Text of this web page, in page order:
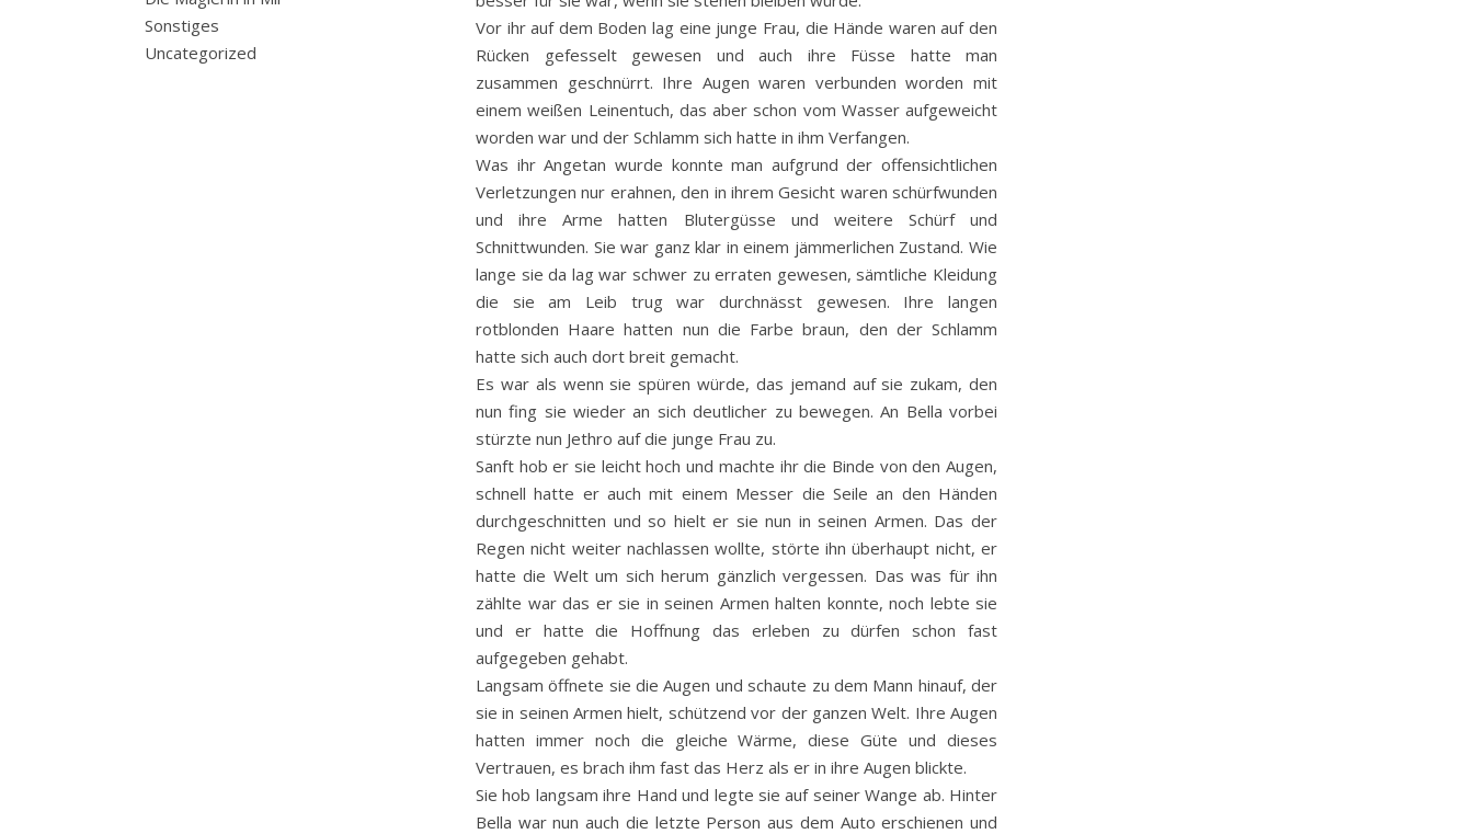
Sonstiges
Uncategorized
Vor ihr auf dem Boden lag eine junge Frau, die Hände waren auf den
Rücken gefesselt gewesen und auch ihre Füsse hatte man
zusammen geschnürrt. Ihre Augen waren verbunden worden mit
einem weißen Leinentuch, das aber schon vom Wasser aufgeweicht
worden war und der Schlamm sich hatte in ihm Verfangen.
Was ihr Angetan wurde konnte man aufgrund der offensichtlichen
Verletzungen nur erahnen, den in ihrem Gesicht waren schürfwunden
und ihre Arme hatten Blutergüsse und weitere Schürf und
Schnittwunden. Sie war ganz klar in einem jämmerlichen Zustand. Wie
lange sie da lag war schwer zu erraten gewesen, sämtliche Kleidung
die sie am Leib trug war durchnässt gewesen. Ihre langen
rotblonden Haare hatten nun die Farbe braun, den der Schlamm
hatte sich auch dort breit gemacht.
Es war als wenn sie spüren würde, das jemand auf sie zukam, den
nun fing sie wieder an sich deutlicher zu bewegen. An Bella vorbei
stürzte nun Jethro auf die junge Frau zu.
Sanft hob er sie leicht hoch und machte ihr die Binde von den Augen,
schnell hatte er auch mit einem Messer die Seile an den Händen
durchgeschnitten und so hielt er sie nun in seinen Armen. Das der
Regen nicht weiter nachlassen wollte, störte ihn überhaupt nicht, er
hatte die Welt um sich herum gänzlich vergessen. Das was für ihn
zählte war das er sie in seinen Armen halten konnte, noch lebte sie
und er hatte die Hoffnung das erleben zu dürfen schon fast
aufgegeben gehabt.
Langsam öffnete sie die Augen und schaute zu dem Mann hinauf, der
sie in seinen Armen hielt, schützend vor der ganzen Welt. Ihre Augen
hatten immer noch die gleiche Wärme, diese Güte und dieses
Vertrauen, es brach ihm fast das Herz als er in ihre Augen blickte.
Sie hob langsam ihre Hand und legte sie auf seiner Wange ab. Hinter
Bella war nun auch die letzte Person aus dem Auto erschienen und